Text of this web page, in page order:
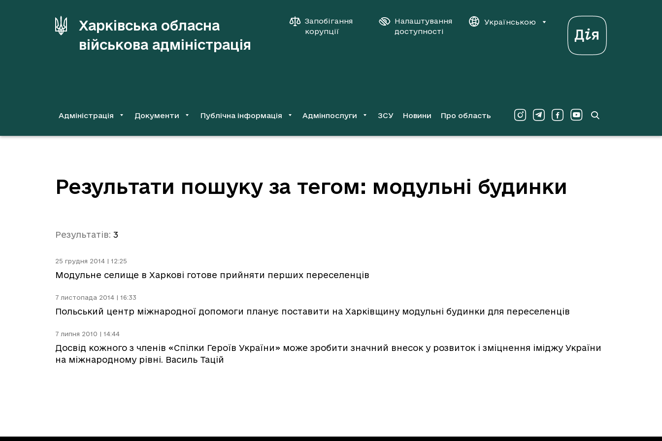
Харківська обласна
військова адміністрація
Запобігання
корупції
Налаштування
доступності
Українською
Адміністрація Документи Публічна інформація Адмінпослуги ЗСУ Новини Про область
Результати пошуку за тегом: модульні будинки
Результатів: 3
25 грудня 2014 | 12:25
Модульне селище в Харкові готове прийняти перших переселенців
7 листопада 2014 | 16:33
Польський центр міжнародної допомоги планує поставити на Харківщину модульні будинки для переселенців
7 липня 2010 | 14:44
Досвід кожного з членів «Спілки Героїв України» може зробити значний внесок у розвиток і зміцнення іміджу України
на міжнародному рівні. Василь Тацій